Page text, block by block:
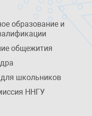
образование и
общежития
школьников
ННГУ